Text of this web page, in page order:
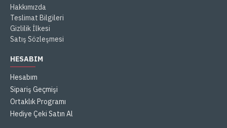
Hakkımızda
Teslimat Bilgileri
Gizlilik İlkesi
Satış Sözleşmesi
HESABIM
Hesabım
Sipariş Geçmişi
Ortaklık Programı
Hediye Çeki Satın Al